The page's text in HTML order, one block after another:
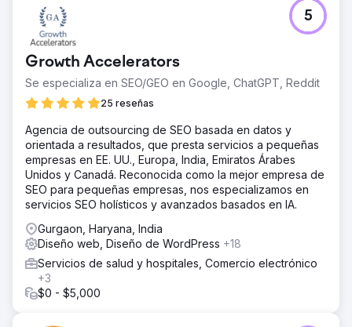
Growth Accelerators
Se especializa en SEO/GEO en Google, ChatGPT, Reddit
25 reseñas
5
Agencia de outsourcing de SEO basada en datos y
orientada a resultados, que presta servicios a pequeñas
empresas en EE. UU., Europa, India, Emiratos Árabes
Unidos y Canadá. Reconocida como la mejor empresa de
SEO para pequeñas empresas, nos especializamos en
servicios SEO holísticos y avanzados basados en IA.
Gurgaon, Haryana, India
Diseño web, Diseño de WordPress +18
Servicios de salud y hospitales, Comercio electrónico
+3
$0 - $5,000